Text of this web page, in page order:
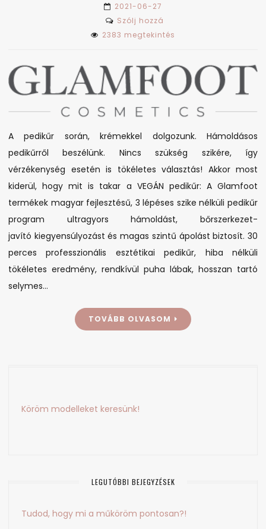
2021-06-27
Szólj hozzá
VEGÁN
Lehetséges?!
2383 megtekintés
A pedikűr során, krémekkel dolgozunk. Hámoldásos
pedikűrről beszélünk. Nincs szükség szikére, így
vérzékenység esetén is tökéletes választás! Akkor most
kiderül, hogy mit is takar a VEGÁN pedikűr: A Glamfoot
termékek magyar fejlesztésű, 3 lépéses szike nélküli pedikűr
program ultragyors hámoldást, bőrszerkezet-
javító kiegyensúlyozást és magas szintű ápolást biztosít. 30
perces professzionális esztétikai pedikűr, hiba nélküli
tökéletes eredmény, rendkívül puha lábak, hosszan tartó
selymes…
TOVÁBB OLVASOM
Köröm modelleket keresünk!
LEGUTÓBBI BEJEGYZÉSEK
Tudod, hogy mi a műköröm pontosan?!